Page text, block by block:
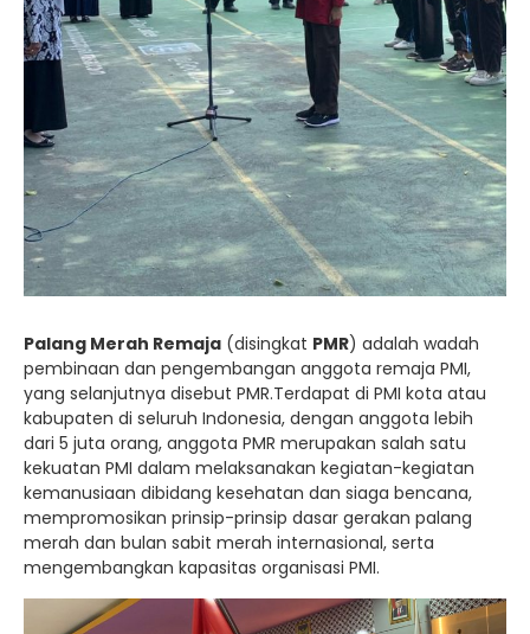
Palang Merah Remaja (disingkat PMR) adalah wadah
pembinaan dan pengembangan anggota remaja PMI,
yang selanjutnya disebut PMR.Terdapat di PMI kota atau
kabupaten di seluruh Indonesia, dengan anggota lebih
dari 5 juta orang, anggota PMR merupakan salah satu
kekuatan PMI dalam melaksanakan kegiatan-kegiatan
kemanusiaan dibidang kesehatan dan siaga bencana,
mempromosikan prinsip-prinsip dasar gerakan palang
merah dan bulan sabit merah internasional, serta
mengembangkan kapasitas organisasi PMI.